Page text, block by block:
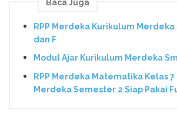
Baca Juga
RPP Merdeka Kurikulum Merdeka
dan F
Modul Ajar Kurikulum Merdeka
RPP Merdeka Matematika Kelas
Merdeka Semester 2 Siap Pakai